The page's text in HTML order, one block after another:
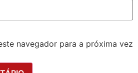
navegador para a próxima vez